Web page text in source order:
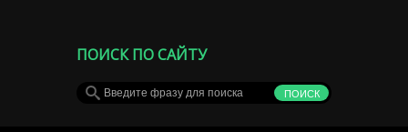
ПОИСК ПО САЙТУ